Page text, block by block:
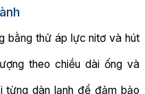
bằng thử áp lực nitơ và hút
theo chiều dài ống và
từng dàn lạnh để đảm bảo